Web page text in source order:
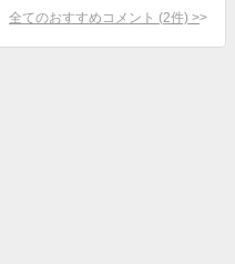
全てのおすすめコメント (2件) >